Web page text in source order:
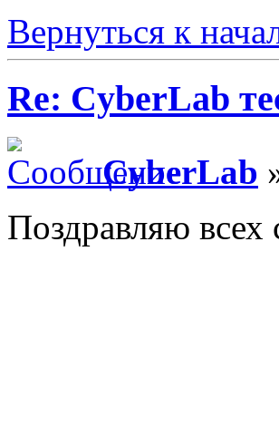
Вернуться к
Re: CyberLab
CyberLab
Поздравляю